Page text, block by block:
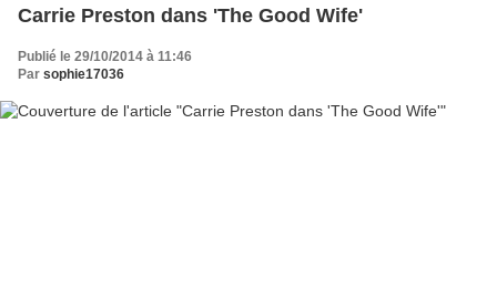
Carrie Preston dans 'The Good Wife'
Publié le 29/10/2014 à 11:46
Par sophie17036